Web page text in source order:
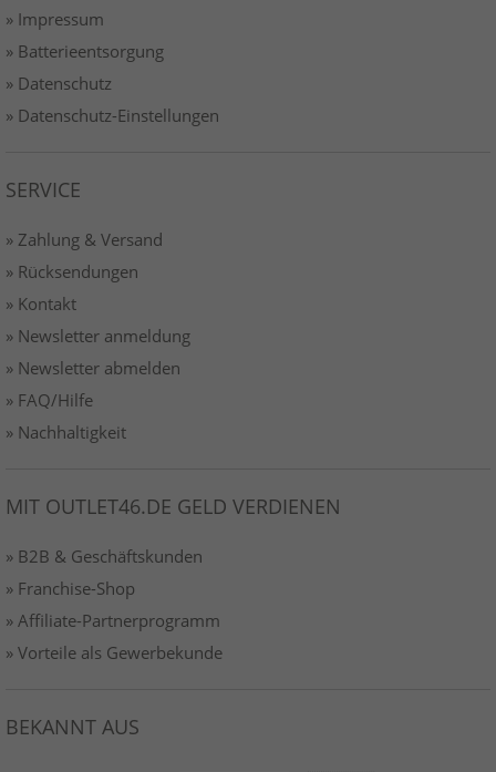
» Impressum
» Batterieentsorgung
» Datenschutz
» Datenschutz-Einstellungen
SERVICE
» Zahlung & Versand
» Rücksendungen
» Kontakt
» Newsletter anmeldung
» Newsletter abmelden
» FAQ/Hilfe
» Nachhaltigkeit
MIT OUTLET46.DE GELD VERDIENEN
» B2B & Geschäftskunden
» Franchise-Shop
» Affiliate-Partnerprogramm
» Vorteile als Gewerbekunde
BEKANNT AUS